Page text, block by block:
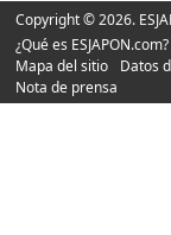
Copyright © 2026.
¿Qué es ESJAPON.com?
Mapa del sitio
Datos
Nota de prensa